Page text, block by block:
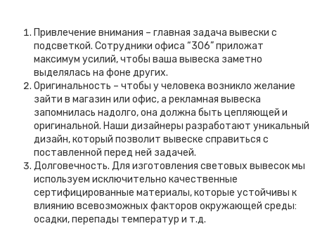
Привлечение внимания – главная задача вывески с
подсветкой. Сотрудники офиса “306” приложат
максимум усилий, чтобы ваша вывеска заметно
выделялась на фоне других.
Оригинальность – чтобы у человека возникло желание
зайти в магазин или офис, а рекламная вывеска
запомнилась надолго, она должна быть цепляющей и
оригинальной. Наши дизайнеры разработают уникальный
дизайн, который позволит вывеске справиться с
поставленной перед ней задачей.
Долговечность. Для изготовления световых вывесок мы
используем исключительно качественные
сертифицированные материалы, которые устойчивы к
влиянию всевозможных факторов окружающей среды:
осадки, перепады температур и т.д.